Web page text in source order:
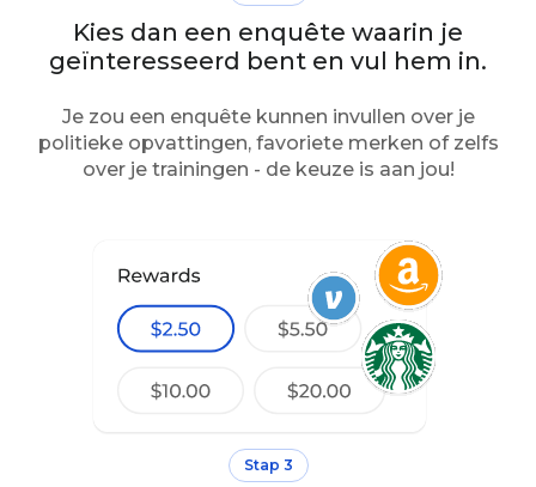
Kies dan een enquête waarin je
geïnteresseerd bent en vul hem in.
Je zou een enquête kunnen invullen over je
politieke opvattingen, favoriete merken of zelfs
over je trainingen - de keuze is aan jou!
Stap 3